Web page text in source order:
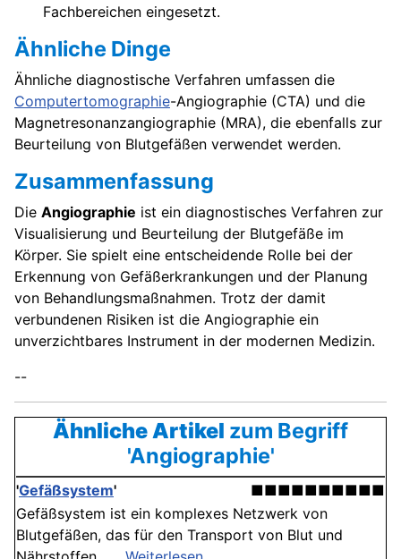
Fachbereichen eingesetzt.
Ähnliche Dinge
Ähnliche diagnostische Verfahren umfassen die
Computertomographie-Angiographie (CTA) und die
Magnetresonanzangiographie (MRA), die ebenfalls zur
Beurteilung von Blutgefäßen verwendet werden.
Zusammenfassung
Die Angiographie ist ein diagnostisches Verfahren zur
Visualisierung und Beurteilung der Blutgefäße im
Körper. Sie spielt eine entscheidende Rolle bei der
Erkennung von Gefäßerkrankungen und der Planung
von Behandlungsmaßnahmen. Trotz der damit
verbundenen Risiken ist die Angiographie ein
unverzichtbares Instrument in der modernen Medizin.
--
Ähnliche Artikel zum Begriff
'Angiographie'
'Gefäßsystem'
■■■■■■■■■■
Gefäßsystem ist ein komplexes Netzwerk von
Blutgefäßen, das für den Transport von Blut und